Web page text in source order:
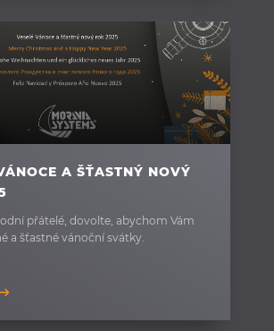
A ŠŤASTNÝ NOVÝ
přátelé, dovolte, abychom Vám
a šťastné vánoční svátky.